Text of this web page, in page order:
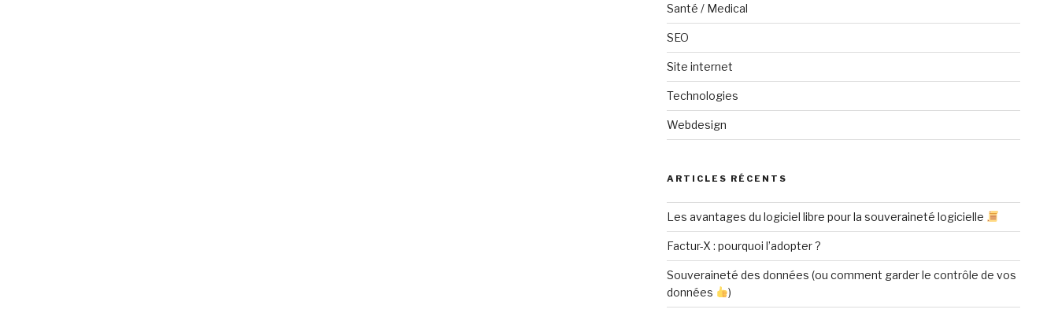
Santé / Medical
SEO
Site internet
Technologies
Webdesign
ARTICLES RÉCENTS
Les avantages du logiciel libre pour la souveraineté logicielle
Factur-X : pourquoi l’adopter ?
Souveraineté des données (ou comment garder le contrôle de vos
données
)